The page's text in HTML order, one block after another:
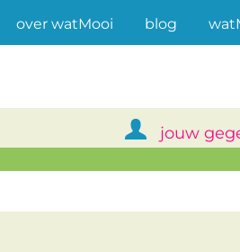
over watMooi(current)
blog
jouw